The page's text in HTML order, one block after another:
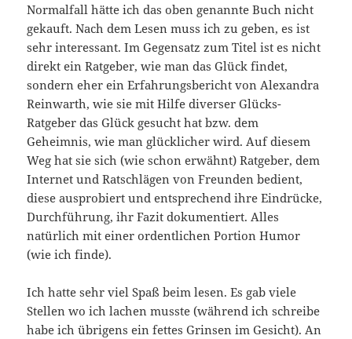
Normalfall hätte ich das oben genannte Buch nicht
gekauft. Nach dem Lesen muss ich zu geben, es ist
sehr interessant. Im Gegensatz zum Titel ist es nicht
direkt ein Ratgeber, wie man das Glück findet,
sondern eher ein Erfahrungsbericht von Alexandra
Reinwarth, wie sie mit Hilfe diverser Glücks-
Ratgeber das Glück gesucht hat bzw. dem
Geheimnis, wie man glücklicher wird. Auf diesem
Weg hat sie sich (wie schon erwähnt) Ratgeber, dem
Internet und Ratschlägen von Freunden bedient,
diese ausprobiert und entsprechend ihre Eindrücke,
Durchführung, ihr Fazit dokumentiert. Alles
natürlich mit einer ordentlichen Portion Humor
(wie ich finde).
Ich hatte sehr viel Spaß beim lesen. Es gab viele
Stellen wo ich lachen musste (während ich schreibe
habe ich übrigens ein fettes Grinsen im Gesicht). An